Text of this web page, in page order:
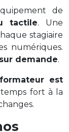
de
tactile. Une
stagiaire
numériques.
sur demande.
est
fort à la